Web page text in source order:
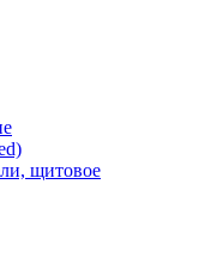
щитовое